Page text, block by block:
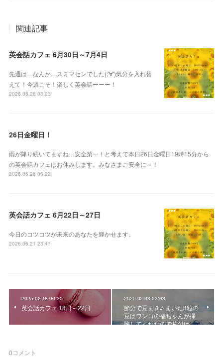
関連記事
英会話カフェ 6月30日～7月4日
先週は…なんか…スミマセンでした(;'∀')気分を入れ替
えて！今週こそ！楽しく英会話ーーー！
2026.06.28 03:23
26日金曜日！
雨が降り続いてますね…安全第一！と考えて本日26日金曜日19時15分から
の英会話カフェはお休みします。みなさまご安全に～！
2026.06.26 06:22
英会話カフェ 6月22日～27日
今日のコツコツが未来のあなたを輝かせます。
2026.06.21 23:47
2025.02.18 00:30
英会話カフェ 18日～22日
2025.02.03 03:03
節分で豆まき♪ まいた8粒の
豆はワンコの福ちゃんが掃
除してくれたので片付け…
0コメント